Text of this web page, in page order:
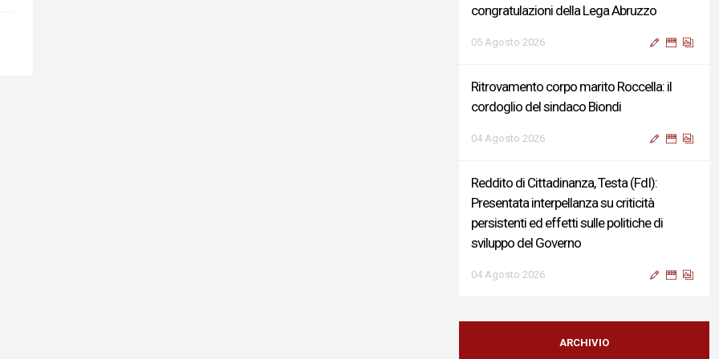
congratulazioni della Lega Abruzzo
05 Agosto 2026
Ritrovamento corpo marito Roccella: il
cordoglio del sindaco Biondi
04 Agosto 2026
Reddito di Cittadinanza, Testa (FdI):
Presentata interpellanza su criticità
persistenti ed effetti sulle politiche di
sviluppo del Governo
04 Agosto 2026
Sigismondi, Liris e Testa: “Profondo
cordoglio e vicinanza al Ministro Roccella e
ARCHIVIO